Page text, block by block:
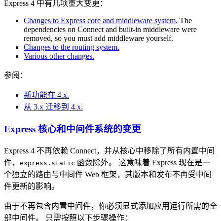
Express 4 中有几项重大变更：
Changes to Express core and middleware system. The
dependencies on Connect and built-in middleware were
removed, so you must add middleware yourself.
Changes to the routing system.
Various other changes.
参阅：
新功能在 4.x.
从 3.x 迁移到 4.x.
Express 核心和中间件系统的变更
Express 4 不再依赖 Connect，并从核心中移除了所有内置中间
件， express.static 函数除外。 这意味着 Express 现在是一
个独立的路由与中间件 Web 框架，其版本和发布不再受中间
件更新的影响。
由于不再包含内置中间件，你必须显式添加应用运行所需的全
部中间件。 只需按照以下步骤操作：